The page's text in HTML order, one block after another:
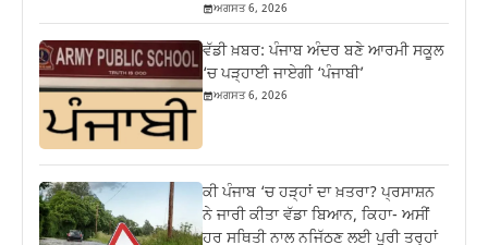
ਅਗਸਤ 6, 2026
ਵੱਡੀ ਖ਼ਬਰ: ਪੰਜਾਬ ਅੰਦਰ ਬਣੇ ਆਰਮੀ ਸਕੂਲ
‘ਚ ਪੜ੍ਹਾਈ ਜਾਏਗੀ ‘ਪੰਜਾਬੀ’
ਅਗਸਤ 6, 2026
ਕੀ ਪੰਜਾਬ ‘ਚ ਹੜ੍ਹਾਂ ਦਾ ਖ਼ਤਰਾ? ਪ੍ਰਸਾਸ਼ਨ
ਨੇ ਜਾਰੀ ਕੀਤਾ ਵੱਡਾ ਬਿਆਨ, ਕਿਹਾ- ਅਸੀਂ
ਹਰ ਸਥਿਤੀ ਨਾਲ ਨਜਿੱਠਣ ਲਈ ਪੂਰੀ ਤਰ੍ਹਾਂ